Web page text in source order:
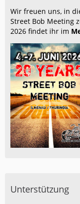
Wir freuen uns, in
Street Bob Meeting
2026 findet ihr im
Unterstützung